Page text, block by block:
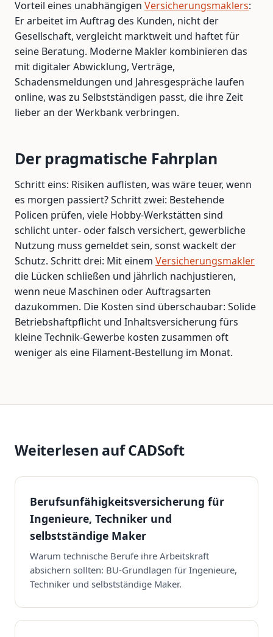
Vorteil eines unabhängigen Versicherungsmaklers:
Er arbeitet im Auftrag des Kunden, nicht der
Gesellschaft, vergleicht marktweit und haftet für
seine Beratung. Moderne Makler kombinieren das
mit digitaler Abwicklung, Verträge,
Schadensmeldungen und Jahresgespräche laufen
online, was zu Selbstständigen passt, die ihre Zeit
lieber an der Werkbank verbringen.
Der pragmatische Fahrplan
Schritt eins: Risiken auflisten, was wäre teuer, wenn
es morgen passiert? Schritt zwei: Bestehende
Policen prüfen, viele Hobby-Werkstätten sind
schlicht unter- oder falsch versichert, gewerbliche
Nutzung muss gemeldet sein, sonst wackelt der
Schutz. Schritt drei: Mit einem Versicherungsmakler
die Lücken schließen und jährlich nachjustieren,
wenn neue Maschinen oder Auftragsarten
dazukommen. Die Kosten sind überschaubar: Solide
Betriebshaftpflicht und Inhaltsversicherung fürs
kleine Technik-Gewerbe kosten zusammen oft
weniger als eine Filament-Bestellung im Monat.
Weiterlesen auf CADSoft
Berufsunfähigkeitsversicherung für
Ingenieure, Techniker und
selbstständige Maker
Warum technische Berufe ihre Arbeitskraft
absichern sollten: BU-Grundlagen für Ingenieure,
Techniker und selbstständige Maker.